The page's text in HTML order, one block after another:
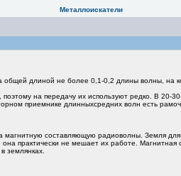
Металлоискатели
общей длиной не более 0,1-0,2 длины волны, на
на передачу их используют редко. В 20-
приемнике длинныхсредних волн есть
магнитную составляющую радиоволны. Земля
практически не мешает их работе. Магнитная
землянках.